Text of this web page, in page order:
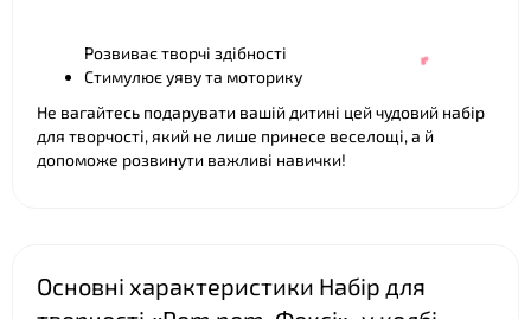
Розвиває творчі здібності
Стимулює уяву та моторику
Не вагайтесь подарувати вашій дитині цей чудовий набір
для творчості, який не лише принесе веселощі, а й
допоможе розвинути важливі навички!
Основні характеристики Набір для